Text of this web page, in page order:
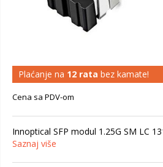
Plaćanje na 12 rata bez kamate!
Cena sa PDV-om
Innoptical SFP modul 1.25G SM LC
Saznaj više